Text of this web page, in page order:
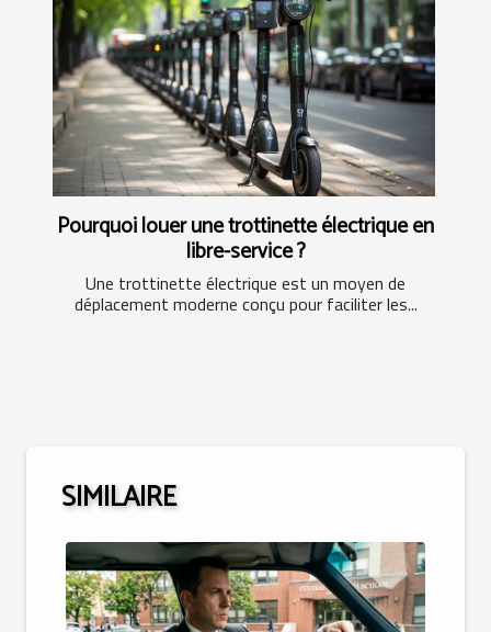
Pourquoi louer une trottinette électrique en
libre-service ?
Une trottinette électrique est un moyen de
déplacement moderne conçu pour faciliter les...
SIMILAIRE